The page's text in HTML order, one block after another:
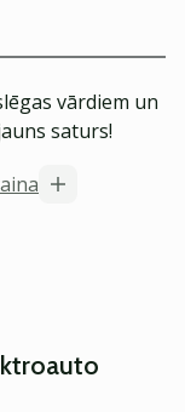
vārdiem un
saturs!